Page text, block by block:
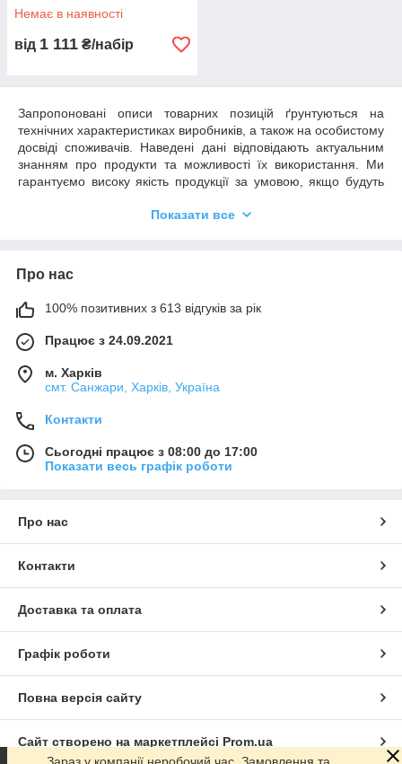
Немає в наявності
від 1 111 ₴/набір
Запропоновані описи товарних позицій ґрунтуються на
технічних характеристиках виробників, а також на особистому
досвіді споживачів. Наведені дані відповідають актуальним
знанням про продукти та можливості їх використання. Ми
гарантуємо високу якість продукції за умовою, якщо будуть
Необхідним є пробне тестування обраного продукту у зв'язку
застосування продуктів, якщо на кінцевий результат мали
вплив фактори, що знаходяться поза зоною нашого
контролю.
Показати все
Про нас
100% позитивних з 613 відгуків за рік
Працює з 24.09.2021
м. Харків
смт. Санжари, Харків, Україна
Контакти
Сьогодні працює з 08:00 до 17:00
Показати весь графік роботи
Про нас
Контакти
Доставка та оплата
Графік роботи
Повна версія сайту
Сайт створено на маркетплейсі Prom.ua